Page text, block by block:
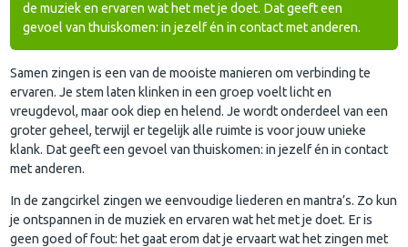
de muziek en ervaren wat het met je doet. Dat geeft een
gevoel van thuiskomen: in jezelf én in contact met anderen.
Samen zingen is een van de mooiste manieren om verbinding te
ervaren. Je stem laten klinken in een groep voelt licht en
vreugdevol, maar ook diep en helend. Je wordt onderdeel van een
groter geheel, terwijl er tegelijk alle ruimte is voor jouw unieke
klank. Dat geeft een gevoel van thuiskomen: in jezelf én in contact
met anderen.
In de zangcirkel zingen we eenvoudige liederen en mantra’s. Zo kun
je ontspannen in de muziek en ervaren wat het met je doet. Er is
geen goed of fout: het gaat erom dat je ervaart wat het zingen met